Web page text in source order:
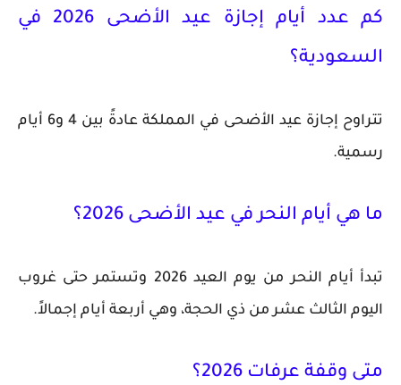
كم عدد أيام إجازة عيد الأضحى 2026 في
السعودية؟
تتراوح إجازة عيد الأضحى في المملكة عادةً بين 4 و6 أيام
رسمية.
ما هي أيام النحر في عيد الأضحى 2026؟
تبدأ أيام النحر من يوم العيد 2026 وتستمر حتى غروب
اليوم الثالث عشر من ذي الحجة، وهي أربعة أيام إجمالاً.
متى وقفة عرفات 2026؟